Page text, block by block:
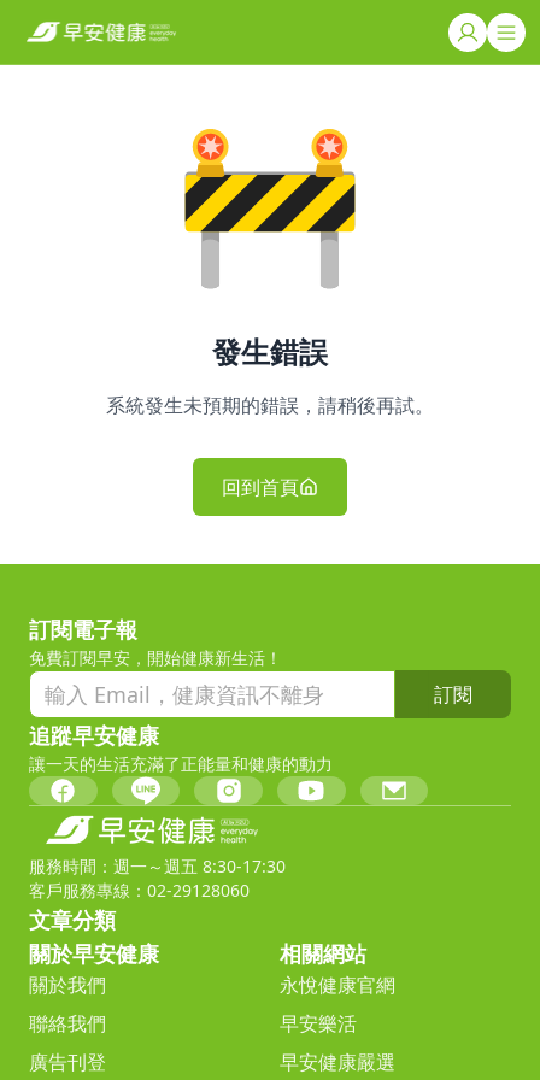
發生錯誤
系統發生未預期的錯誤，請稍後再試。
回到首頁
訂閱電子報
免費訂閱早安，開始健康新生活！
訂閱
追蹤早安健康
讓一天的生活充滿了正能量和健康的動力
服務時間：週一～週五 8:30-17:30
客戶服務專線：02-29128060
文章分類
關於早安健康
關於我們
聯絡我們
廣告刊登
相關網站
永悅健康官網
早安樂活
早安健康嚴選